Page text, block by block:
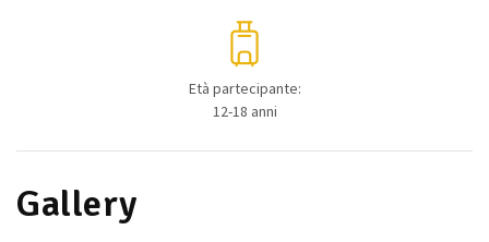
Età partecipante:
12-18 anni
Gallery